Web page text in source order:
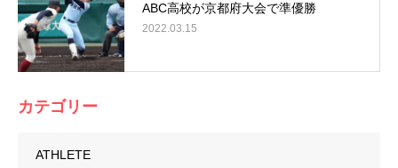
ABC高校が京都府大会で準優勝
2022.03.15
カテゴリー
ATHLETE